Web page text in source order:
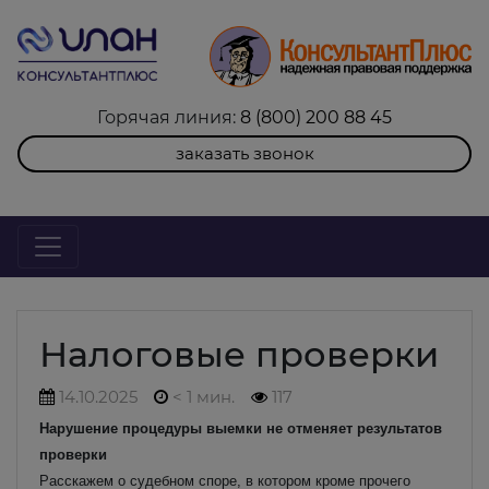
Горячая линия: 8 (800) 200 88 45
заказать звонок
Налоговые проверки
14.10.2025 < 1 мин. 117
Нарушение процедуры выемки не отменяет результатов
проверки
Расскажем о судебном споре, в котором кроме прочего